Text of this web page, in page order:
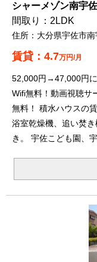
シャーメゾン南宇
2LDK
大分県宇佐市
4.7万円/月
52,000円→47,000円に
Wifi無料！動画視聴サ
無料！ 積水ハウスの
浴室乾燥機、追い焚
き。 宇佐こども園、